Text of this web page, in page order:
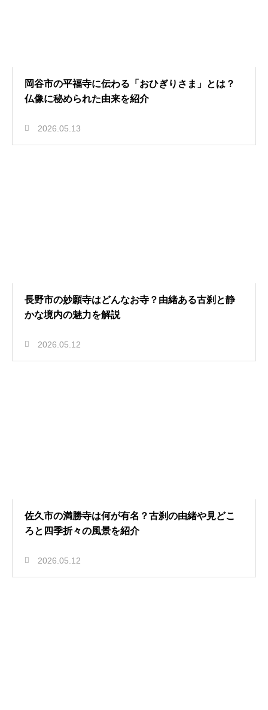
岡谷市の平福寺に伝わる「おひぎりさま」とは？
仏像に秘められた由来を紹介
2026.05.13
長野市の妙願寺はどんなお寺？由緒ある古刹と静
かな境内の魅力を解説
2026.05.12
佐久市の満勝寺は何が有名？古刹の由緒や見どこ
ろと四季折々の風景を紹介
2026.05.12